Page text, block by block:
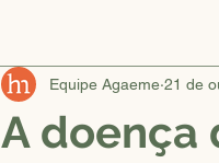
A doença
Equipe Agaeme 21 de